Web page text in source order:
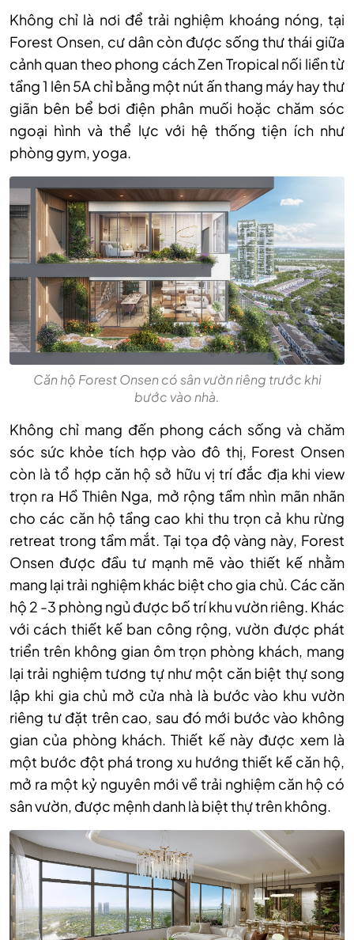
Không chỉ là nơi để trải nghiệm khoáng nóng, tại
Forest Onsen, cư dân còn được sống thư thái giữa
cảnh quan theo phong cách Zen Tropical nối liền từ
tầng 1 lên 5A chỉ bằng một nút ấn thang máy hay thư
giãn bên bể bơi điện phân muối hoặc chăm sóc
ngoại hình và thể lực với hệ thống tiện ích như
phòng gym, yoga.
Căn hộ Forest Onsen có sân vườn riêng trước khi
bước vào nhà.
Không chỉ mang đến phong cách sống và chăm
sóc sức khỏe tích hợp vào đô thị, Forest Onsen
còn là tổ hợp căn hộ sở hữu vị trí đắc địa khi view
trọn ra Hồ Thiên Nga, mở rộng tầm nhìn mãn nhãn
cho các căn hộ tầng cao khi thu trọn cả khu rừng
retreat trong tầm mắt. Tại tọa độ vàng này, Forest
Onsen được đầu tư mạnh mẽ vào thiết kế nhằm
mang lại trải nghiệm khác biệt cho gia chủ. Các căn
hộ 2 -3 phòng ngủ được bố trí khu vườn riêng. Khác
với cách thiết kế ban công rộng, vườn được phát
triển trên không gian ôm trọn phòng khách, mang
lại trải nghiệm tương tự như một căn biệt thự song
lập khi gia chủ mở cửa nhà là bước vào khu vườn
riêng tư đặt trên cao, sau đó mới bước vào không
gian của phòng khách. Thiết kế này được xem là
một bước đột phá trong xu hướng thiết kế căn hộ,
mở ra một kỷ nguyên mới về trải nghiệm căn hộ có
sân vườn, được mệnh danh là biệt thự trên không.